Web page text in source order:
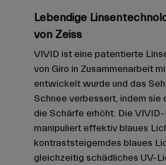
Lebendige
von Zeiss
VIVID ist eine patentierte
von Giro in Zusammenarbeit
entwickelt wurde und das
Schnee verbessert, indem sie
die Schärfe erhöht. Die
manipuliert effektiv blaues
kontraststeigerndes blaues
gleichzeitig schädliches UV-